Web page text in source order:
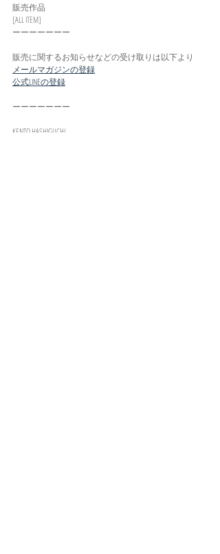
販売作品
[ALL ITEM]
ーーーーーーー
販売に関するお知らせなどの受け取りは以下より
メールマガジンの登録
公式LINEの登録
ーーーーーーー
KENTO HASHIGUCHI